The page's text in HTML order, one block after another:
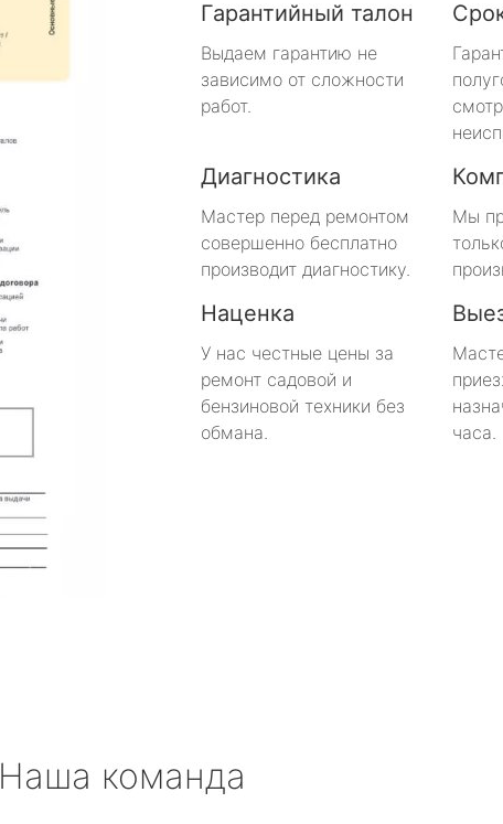
Гарантийный талон
Выдаем гарантию не
зависимо от сложности
работ.
Диагностика
Мастер перед ремонтом
совершенно бесплатно
производит диагностику.
Мы
Наценка
У нас честные цены за
ремонт садовой и
бензиновой техники без
обмана.
часа.
Наша команда